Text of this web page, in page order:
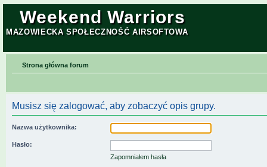
Weekend Warriors
MAZOWIECKA SPOŁECZNOŚĆ AIRSOFTOWA
Strona główna forum
Musisz się zalogować, aby zobaczyć opis grupy.
Nazwa użytkownika:
Hasło:
Zapomniałem hasła